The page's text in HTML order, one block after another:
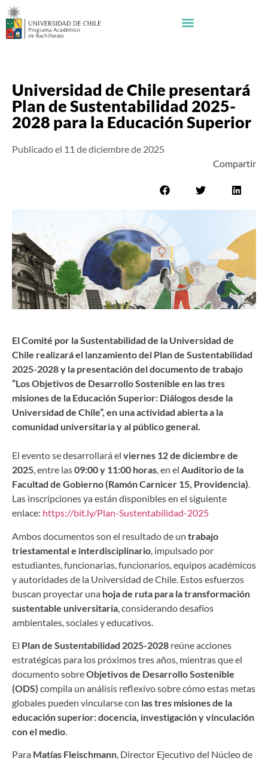
Universidad de Chile presentará
Plan de Sustentabilidad 2025-
2028 para la Educación Superior
Publicado el 11 de diciembre de 2025
Compartir
El Comité por la Sustentabilidad de la Universidad de
Chile realizará el lanzamiento del Plan de Sustentabilidad
2025-2028 y la presentación del documento de trabajo
“Los Objetivos de Desarrollo Sostenible en las tres
misiones de la Educación Superior: Diálogos desde la
Universidad de Chile”, en una actividad abierta a la
comunidad universitaria y al público general.
El evento se desarrollará el viernes 12 de diciembre de
2025, entre las09:00 y 11:00 horas, en el Auditorio de la
Facultad de Gobierno (Ramón Carnicer 15, Providencia).
Las inscripciones ya están disponibles en el siguiente
enlace: https://bit.ly/Plan-Sustentabilidad-2025
Ambos documentos son el resultado de un trabajo
triestamental e interdisciplinario , impulsado por
estudiantes, funcionarias, funcionarios, equipos académicos
y autoridades de la Universidad de Chile. Estos esfuerzos
buscan proyectar una hoja de ruta para la transformación
sustentable universitaria , considerando desafíos
ambientales, sociales y educativos.
El Plan de Sustentabilidad 2025-2028 reúne acciones
estratégicas para los próximos tres años, mientras que el
documento sobreObjetivos de Desarrollo Sostenible
(ODS) compila un análisis reflexivo sobre cómo estas metas
globales pueden vincularse con las tres misiones de la
educación superior: docencia, investigación y vinculación
con el medio.
Para Matías Fleischmann, Director Ejecutivo del Núcleo de